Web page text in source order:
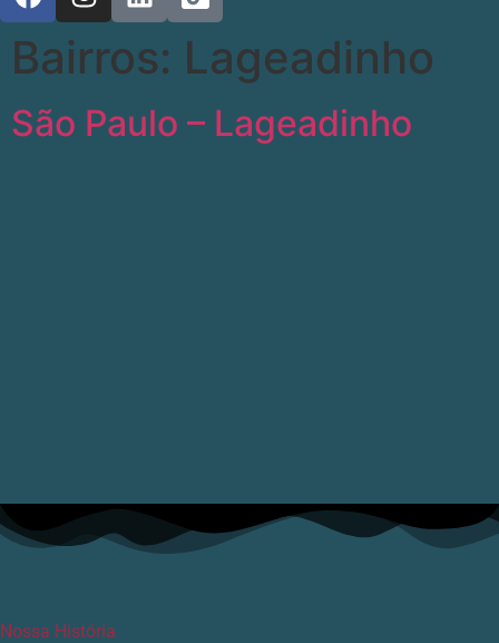
Bairros: Lageadinho
São Paulo – Lageadinho
Nossa História